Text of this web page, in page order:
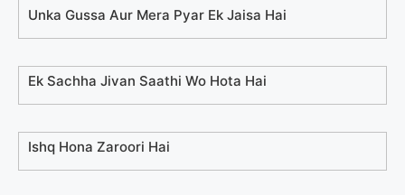
Unka Gussa Aur Mera Pyar Ek Jaisa Hai
Ek Sachha Jivan Saathi Wo Hota Hai
Ishq Hona Zaroori Hai